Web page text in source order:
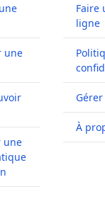
une
une
Faire
ligne
À